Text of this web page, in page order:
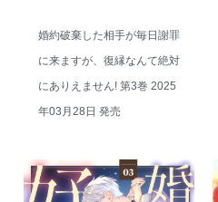
婚約破棄した相手が毎日謝罪
に来ますが、復縁なんて絶対
にありえません! 第3巻 2025
年03月28日 発売